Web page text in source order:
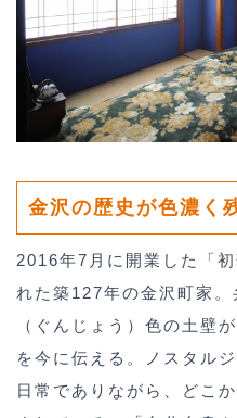
金沢の歴史が色濃く
2016年7月に開業した「
れた築127年の金沢町家
（ぐんじょう）色の土壁
を今に伝える。ノスタル
日常でありながら、どこ